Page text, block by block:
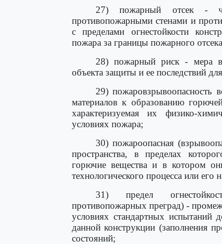
27) пожарный отсек -
противопожарными стенами и
с пределами огнестойкости
пожара за границы пожарного
28) пожарный риск - мера
объекта защиты и ее последствий
29) пожаровзрывоопасность
материалов к образованию
характеризуемая их физико-
условиях пожара;
30) пожароопасная
пространства, в пределах
горючие вещества и в котором
технологического процесса или его
31) предел
противопожарных преград) -
условиях стандартных испытаний
данной конструкции (заполнения
состояний;